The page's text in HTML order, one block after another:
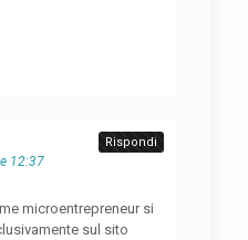
12:37
microentrepreneur si
sul sito
Rispondi